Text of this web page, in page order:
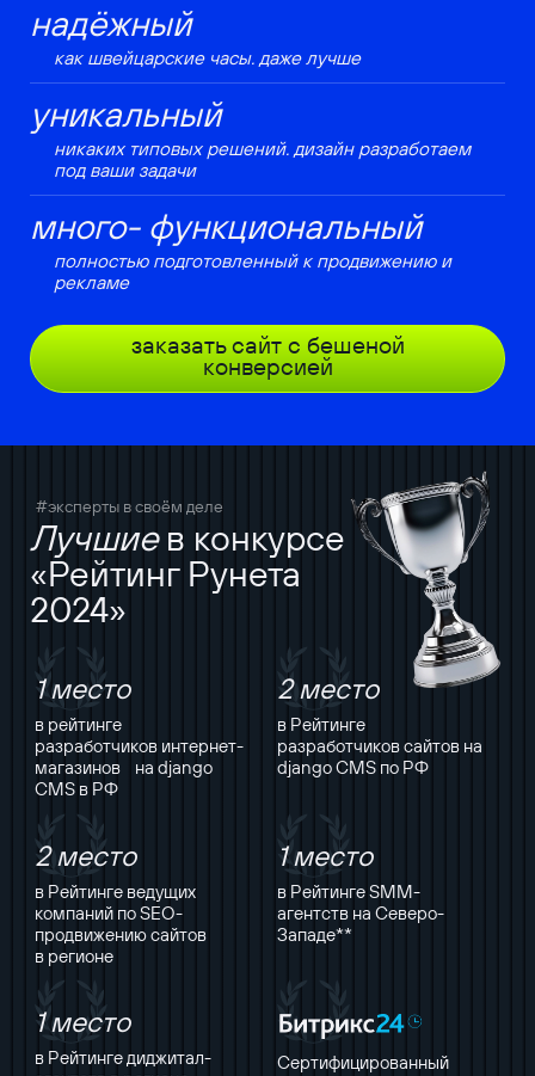
надёжный
как швейцарские часы. даже лучше
уникальный
никаких типовых решений. дизайн разработаем
под ваши задачи
много- функциональный
полностью подготовленный к продвижению и
рекламе
заказать сайт с бешеной
конверсией
#эксперты в своём деле
Лучшиев конкурсе
«Рейтинг Рунета
2024»
1 место
в рейтинге
разработчиков интернет-
магазинов на django
CMS в РФ
2 место
в Рейтинге
разработчиков сайтов на
django CMS по РФ
2 место
в Рейтинге ведущих
компаний по SEO-
продвижению сайтов
в регионе
1 место
в Рейтинге SMM-
агентств на Северо-
Западе**
1 место
в Рейтинге диджитал-
Сертифицированный